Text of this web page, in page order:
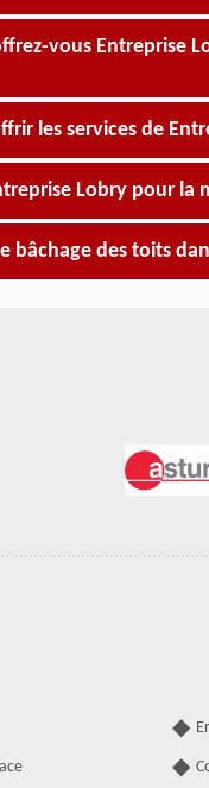
vous Entreprise
les services de
Lobry pour la
bâchage des toits